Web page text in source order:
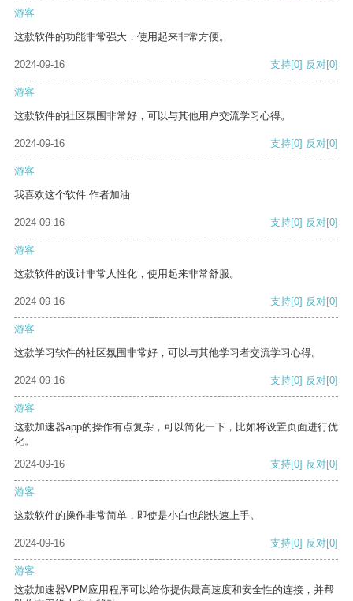
游客
这款软件的功能非常强大，使用起来非常方便。
2024-09-16 支持[0] 反对[0]
游客
这款软件的社区氛围非常好，可以与其他用户交流学习心得。
2024-09-16 支持[0] 反对[0]
游客
我喜欢这个软件 作者加油
2024-09-16 支持[0] 反对[0]
游客
这款软件的设计非常人性化，使用起来非常舒服。
2024-09-16 支持[0] 反对[0]
游客
这款学习软件的社区氛围非常好，可以与其他学习者交流学习心得。
2024-09-16 支持[0] 反对[0]
游客
这款加速器app的操作有点复杂，可以简化一下，比如将设置页面进行优
化。
2024-09-16
支持[0] 反对[0]
游客
这款软件的操作非常简单，即使是小白也能快速上手。
2024-09-16 支持[0] 反对[0]
游客
这款加速器VPM应用程序可以给你提供最高速度和安全性的连接，并帮